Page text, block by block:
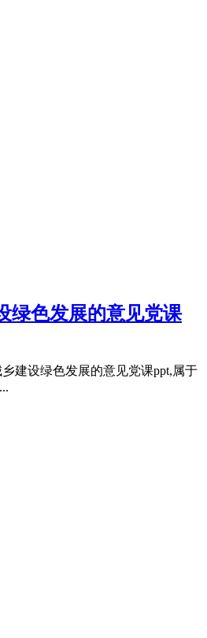
绿色发展的意见党课
建设绿色发展的意见党课ppt,属于